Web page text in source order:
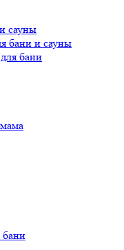
сауны
бани и сауны
бани
бани